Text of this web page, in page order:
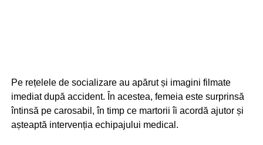
Pe rețelele de socializare au apărut și imagini filmate
imediat după accident. În acestea, femeia este surprinsă
întinsă pe carosabil, în timp ce martorii îi acordă ajutor și
așteaptă intervenția echipajului medical.